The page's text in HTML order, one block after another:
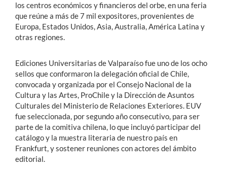
los centros económicos y financieros del orbe, en una feria
que reúne a más de 7 mil expositores, provenientes de
Europa, Estados Unidos, Asia, Australia, América Latina y
otras regiones.
Ediciones Universitarias de Valparaíso fue uno de los ocho
sellos que conformaron la delegación oficial de Chile,
convocada y organizada por el Consejo Nacional de la
Cultura y las Artes, ProChile y la Dirección de Asuntos
Culturales del Ministerio de Relaciones Exteriores. EUV
fue seleccionada, por segundo año consecutivo, para ser
parte de la comitiva chilena, lo que incluyó participar del
catálogo y la muestra literaria de nuestro país en
Frankfurt, y sostener reuniones con actores del ámbito
editorial.